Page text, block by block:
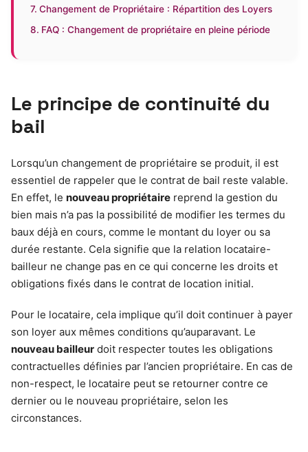
Changement de Propriétaire : Répartition des Loyers
FAQ : Changement de propriétaire en pleine période
Le principe de continuité du
bail
Lorsqu’un changement de propriétaire se produit, il est
essentiel de rappeler que le contrat de bail reste valable.
En effet, le nouveau propriétaire reprend la gestion du
bien mais n’a pas la possibilité de modifier les termes du
baux déjà en cours, comme le montant du loyer ou sa
durée restante. Cela signifie que la relation locataire-
bailleur ne change pas en ce qui concerne les droits et
obligations fixés dans le contrat de location initial.
Pour le locataire, cela implique qu’il doit continuer à payer
son loyer aux mêmes conditions qu’auparavant. Le
nouveau bailleur doit respecter toutes les obligations
contractuelles définies par l’ancien propriétaire. En cas de
non-respect, le locataire peut se retourner contre ce
dernier ou le nouveau propriétaire, selon les
circonstances.